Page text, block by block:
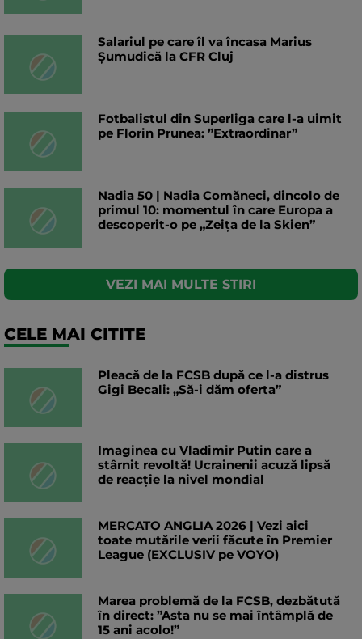
Salariul pe care îl va încasa Marius
Șumudică la CFR Cluj
Fotbalistul din Superliga care l-a uimit
pe Florin Prunea: ”Extraordinar”
Nadia 50 | Nadia Comăneci, dincolo de
primul 10: momentul în care Europa a
descoperit-o pe „Zeița de la Skien”
VEZI MAI MULTE STIRI
CELE MAI CITITE
Pleacă de la FCSB după ce l-a distrus
Gigi Becali: „Să-i dăm oferta”
Imaginea cu Vladimir Putin care a
stârnit revoltă! Ucrainenii acuză lipsă
de reacție la nivel mondial
MERCATO ANGLIA 2026 | Vezi aici
toate mutările verii făcute în Premier
League (EXCLUSIV pe VOYO)
Marea problemă de la FCSB, dezbătută
în direct: ”Asta nu se mai întâmplă de
15 ani acolo!”